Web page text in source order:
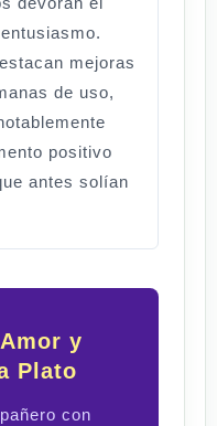
mejoras
de uso,
positivo
antes solían
y
Plato
con